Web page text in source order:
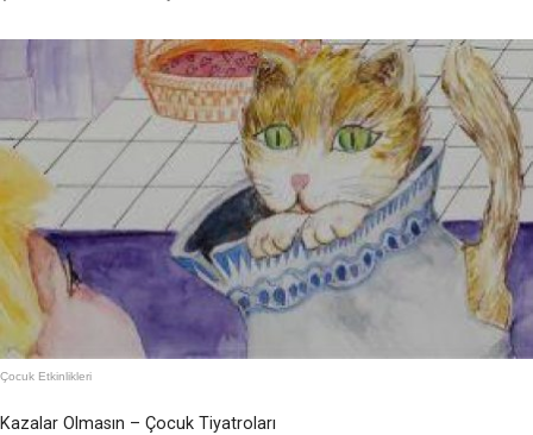
Çocuk Etkinlikleri
Kazalar Olmasın – Çocuk Tiyatroları